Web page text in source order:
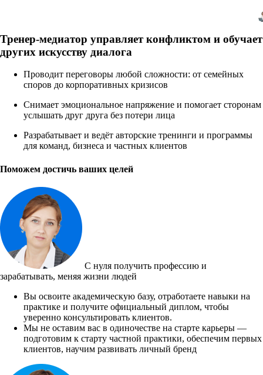
Тренер-медиатор управляет конфликтом и обучает
других искусству диалога
Проводит переговоры любой сложности: от семейных
споров до корпоративных кризисов
Снимает эмоциональное напряжение и помогает сторонам
услышать друг друга без потери лица
Разрабатывает и ведёт авторские тренинги и программы
для команд, бизнеса и частных клиентов
Поможем достичь ваших целей
С нуля получить профессию и
зарабатывать, меняя жизни людей
Вы освоите академическую базу, отработаете навыки на
практике и получите официальный диплом, чтобы
уверенно консультировать клиентов.
Мы не оставим вас в одиночестве на старте карьеры —
подготовим к старту частной практики, обеспечим первых
клиентов, научим развивать личный бренд